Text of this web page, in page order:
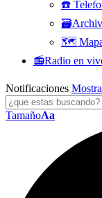
☎️
🗺️ Mapa
📻Radio en
Notificaciones
TamañoAa